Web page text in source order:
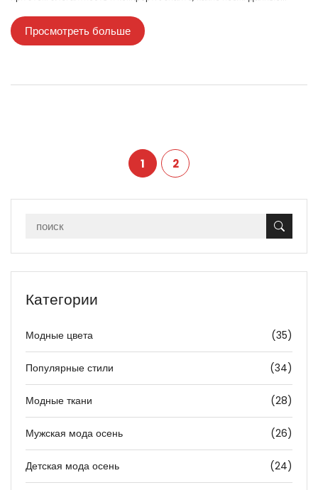
решения могут стать вашим секретом успешного образа в новом
сезоне. Ищите практические советы по выбору гардероба, который
будет актуален весь год.
Просмотреть больше
1 2
Категории
Модные цвета (35)
Популярные стили (34)
Модные ткани (28)
Мужская мода осень (26)
Детская мода осень (24)